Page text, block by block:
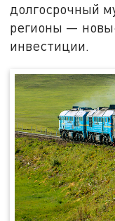
долгосрочный
регионы —
инвестиции.